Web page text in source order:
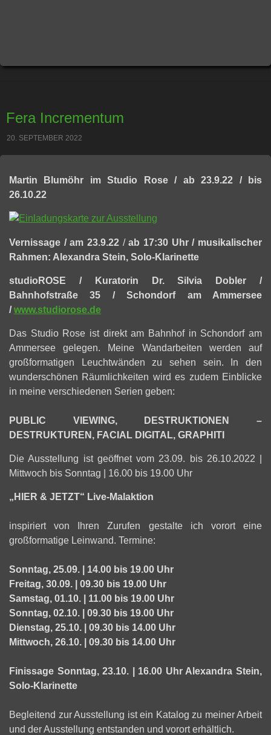
Fera Incrementum
20. SEPTEMBER 2022
Martin Blumöhr im Studio Rose / ab 23.9.22 / bis
26.10.22
Vernissage /am 23.9.22 /ab 17:30 Uhr / musikalischer
Rahmen: Alexandra Stein, Solo-Klarinette
studioROSE / Kuratorin Dr. Silvia Dobler /
Bahnhofstraße 35 / Schondorf am Ammersee
/www.studiorose.de
Das Studio Rose ist direkt am Bahnhof in Schondorf am
Ammersee gelegen. Meine Wandarbeiten werden auf
großformatigen Leuchtwänden zu sehen sein. In den
wunderschönen Räumlichkeiten wird es zudem Einblicke
in meine verschiedenen Serien geben:
PUBLIC VIEWING, DESTRUKTIONEN –
DESTRUKTUREN, FACIAL DIGITAL, GRAPHITI
Die Ausstellung ist geöffnet vom 23.09. bis 26.10.2022 |
Mittwoch bis Sonntag | 16.00 bis 19.00 Uhr
„HIER & JETZT“ Live-Malaktion
inspiriert von Ihren Zurufen gestalte ich vorort eine
großformatige Leinwand. Termine:
Sonntag, 25.09. | 14.00 bis 19.00 Uhr
Freitag, 30.09. | 09.30 bis 19.00 Uhr
Samstag, 01.10. | 11.00 bis 19.00 Uhr
Sonntag, 02.10. | 09.30 bis 19.00 Uhr
Dienstag, 25.10. | 09.30 bis 14.00 Uhr
Mittwoch, 26.10. | 09.30 bis 14.00 Uhr
Finissage Sonntag, 23.10. | 16.00 Uhr Alexandra Stein,
Solo-Klarinette
Begleitend zur Ausstellung ist ein Katalog zu meiner Arbeit
und der Ausstellung entstanden und vorort erhältlich.